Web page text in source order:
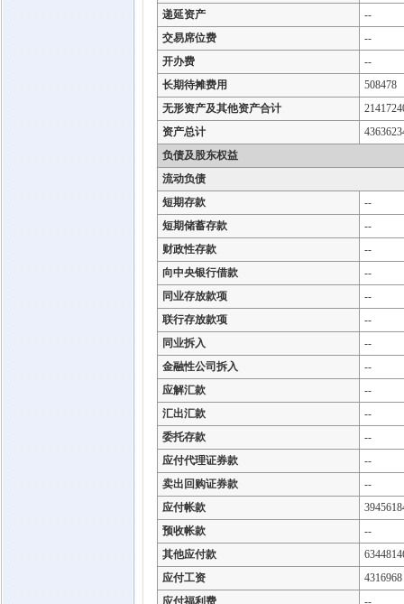
递延资产
--
交易席位费
--
开办费
--
长期待摊费用
508478
无形资产及其他资产合计
资产总计
负债及股东权益
流动负债
短期存款
--
短期储蓄存款
--
财政性存款
--
向中央银行借款
--
同业存放款项
--
联行存放款项
--
同业拆入
--
金融性公司拆入
--
应解汇款
--
汇出汇款
--
委托存款
--
应付代理证券款
--
卖出回购证券款
--
应付帐款
预收帐款
--
其他应付款
应付工资
4316968
应付福利费
--